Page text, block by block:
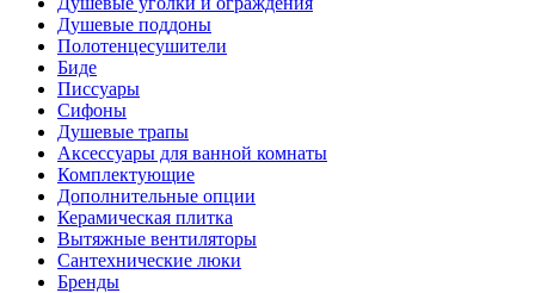
Душевые поддоны
Полотенцесушители
Биде
Писсуары
Сифоны
Душевые трапы
Аксессуары для ванной комнаты
Комплектующие
Дополнительные опции
Керамическая плитка
Вытяжные вентиляторы
Сантехнические люки
Бренды